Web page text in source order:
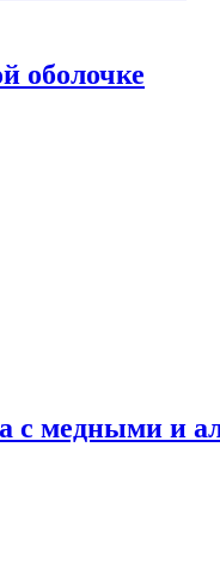
оболочке
с медными и